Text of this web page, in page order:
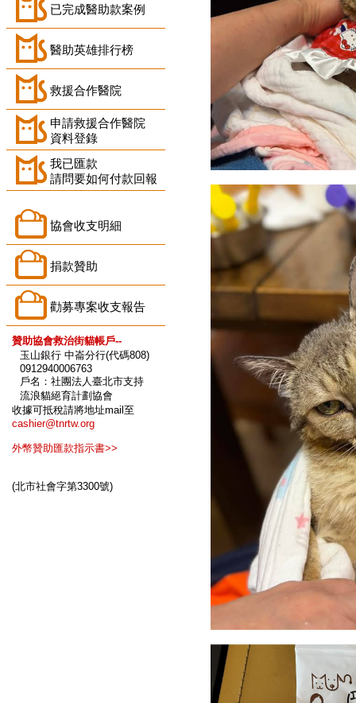
已完成醫助款案例
醫助英雄排行榜
救援合作醫院
申請救援合作醫院
資料登錄
我已匯款
請問要如何付款回報
協會收支明細
捐款贊助
勸募專案收支報告
贊助協會救治街貓帳戶--
玉山銀行 中崙分行(代碼808)
0912940006763
戶名：社團法人臺北市支持
流浪貓絕育計劃協會
收據可抵稅請將地址mail至
cashier@tnrtw.org
外幣贊助匯款指示書>>
(北市社會字第3300號)